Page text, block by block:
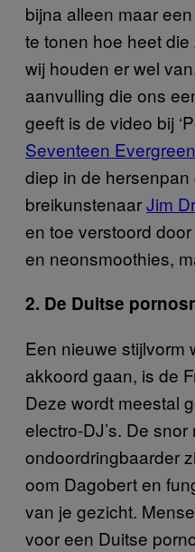
bijna alleen maar
te tonen hoe heet
wij houden er wel
aanvulling die ons
geeft is de video bij
Seventeen Evergreen
diep in de hersenpan
breikunstenaarJim
en toe verstoord
en neonsmoothies,
2. De Duitse
Een nieuwe stijlvorm
akkoord gaan, is de
Deze wordt meestal
electro-DJ’s. De snor
ondoordringbaarder
oom Dagobert en
van je gezicht.
voor een Duitse